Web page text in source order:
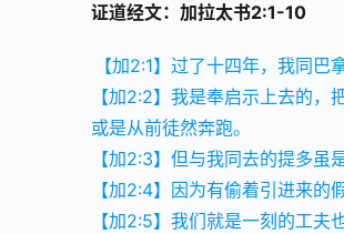
证道经文：加拉太书2:1-10
【加2:1】过了十四年，我同巴
【加2:2】我是奉启示上去的
或是从前徒然奔跑。
【加2:3】但与我同去的提多虽
【加2:4】因为有偷着引进来的
【加2:5】我们就是一刻的工夫